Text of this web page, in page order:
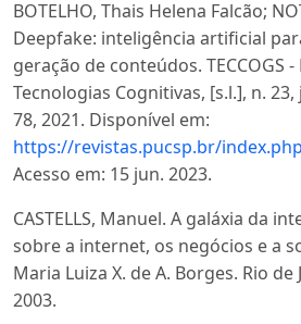
BOTELHO, Thais Helena Falcão;
Deepfake: inteligência artificial
geração de conteúdos. TECCOGS
Tecnologias Cognitivas, [s.l.], n.
78, 2021. Disponível em:
https://revistas.pucsp.br/
Acesso em: 15 jun. 2023.
CASTELLS, Manuel. A galáxia da
sobre a internet, os negócios e a
Maria Luiza X. de A. Borges. Rio de
2003.